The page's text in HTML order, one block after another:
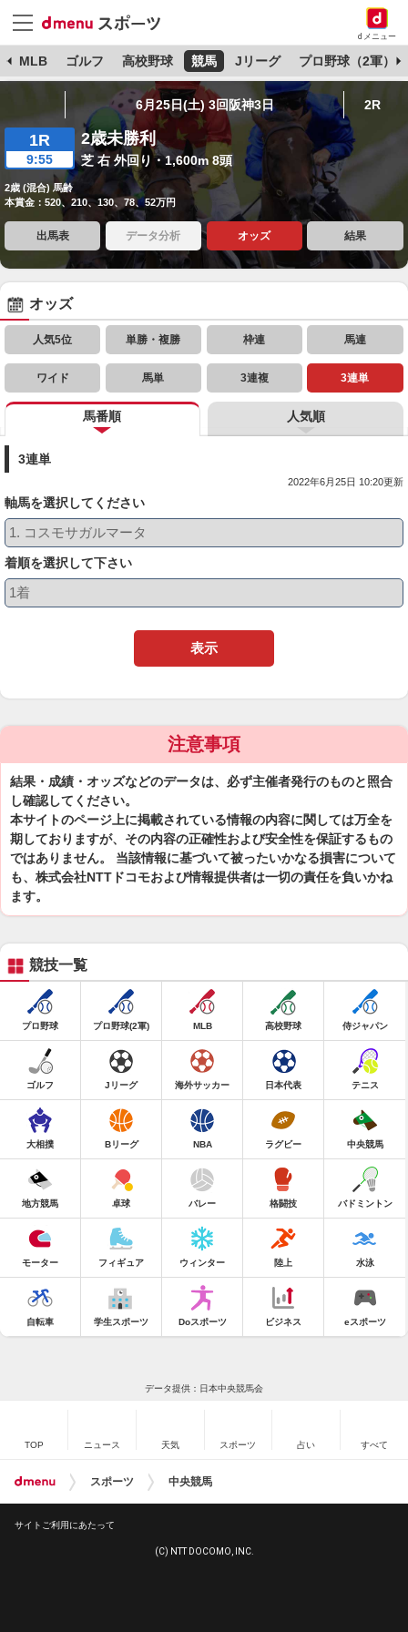
dメニュー
MLB ゴルフ 高校野球 競馬 Jリーグ プロ野球（2軍）
6月25日(土) 3回阪神3日 2R
1R
9:55
2歳未勝利
芝 右 外回り・1,600m 8頭
2歳 (混合) 馬齢
本賞金：520、210、130、78、52万円
出馬表 データ分析 オッズ 結果
オッズ
人気5位 単勝・複勝 枠連 馬連
ワイド 馬単 3連複 3連単
馬番順 人気順
3連単
2022年6月25日 10:20更新
軸馬を選択してください
着順を選択して下さい
表示
注意事項
結果・成績・オッズなどのデータは、必ず主催者発行のものと照合
し確認してください。
本サイトのページ上に掲載されている情報の内容に関しては万全を
期しておりますが、その内容の正確性および安全性を保証するもの
ではありません。 当該情報に基づいて被ったいかなる損害について
も、株式会社NTTドコモおよび情報提供者は一切の責任を負いかね
ます。
競技一覧
プロ野球 プロ野球(2軍) MLB 高校野球 侍ジャパン
ゴルフ Jリーグ 海外サッカー 日本代表 テニス
大相撲 Bリーグ NBA ラグビー 中央競馬
地方競馬 卓球 バレー 格闘技 バドミントン
モーター フィギュア ウィンター 陸上 水泳
自転車 学生スポーツ Doスポーツ ビジネス eスポーツ
データ提供：日本中央競馬会
TOP ニュース 天気 スポーツ 占い すべて
スポーツ 中央競馬
サイトご利用にあたって
(C) NTT DOCOMO, INC.